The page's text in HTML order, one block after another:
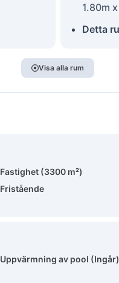
1.80m
Detta
Visa alla rum
Fastighet (3300 m²)
Fristående
Uppvärmning av pool (Ingår)